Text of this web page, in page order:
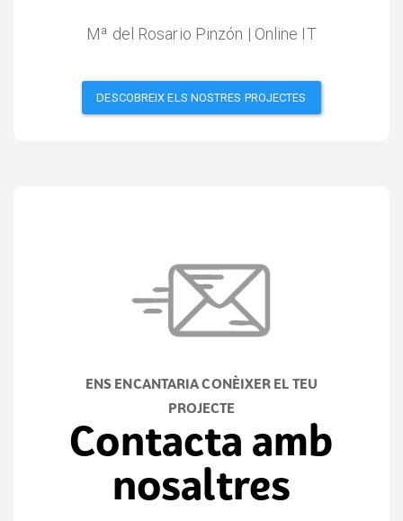
Mª del Rosario Pinzón | Online IT
DESCOBREIX ELS NOSTRES PROJECTES
ENS ENCANTARIA CONÈIXER EL TEU
PROJECTE
Contacta amb
nosaltres